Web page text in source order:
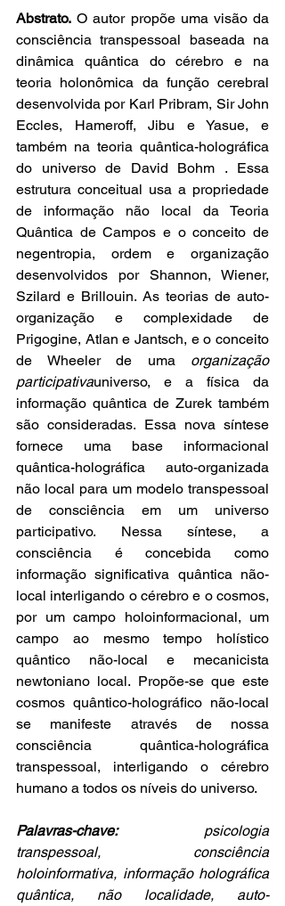
Abstrato. O autor propõe uma visão da
consciência transpessoal baseada na
dinâmica quântica do cérebro e na
teoria holonômica da função cerebral
desenvolvida por Karl Pribram, Sir John
Eccles, Hameroff, Jibu e Yasue, e
também na teoria quântica-holográfica
do universo de David Bohm . Essa
estrutura conceitual usa a propriedade
de informação não local da Teoria
Quântica de Campos e o conceito de
negentropia, ordem e organização
desenvolvidos por Shannon, Wiener,
Szilard e Brillouin. As teorias de auto-
organização e complexidade de
Prigogine, Atlan e Jantsch, e o conceito
de Wheeler de uma organização
participativauniverso, e a física da
informação quântica de Zurek também
são consideradas. Essa nova síntese
fornece uma base informacional
quântica-holográfica auto-organizada
não local para um modelo transpessoal
de consciência em um universo
participativo. Nessa síntese, a
consciência é concebida como
informação significativa quântica não-
local interligando o cérebro e o cosmos,
por um campo holoinformacional, um
campo ao mesmo tempo holístico
quântico não-local e mecanicista
newtoniano local. Propõe-se que este
cosmos quântico-holográfico não-local
se manifeste através de nossa
consciência quântica-holográfica
transpessoal, interligando o cérebro
humano a todos os níveis do universo.
Palavras-chave: psicologia
transpessoal, consciência
holoinformativa, informação holográfica
quântica, não localidade, auto-